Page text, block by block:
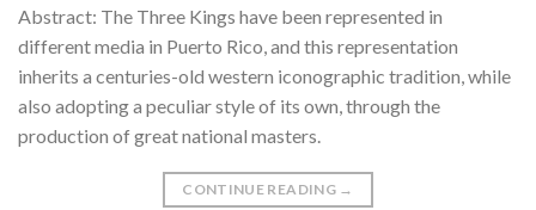
Abstract: The Three Kings have been represented in
different media in Puerto Rico, and this representation
inherits a centuries-old western iconographic tradition, while
also adopting a peculiar style of its own, through the
production of great national masters.
CONTINUE READING →